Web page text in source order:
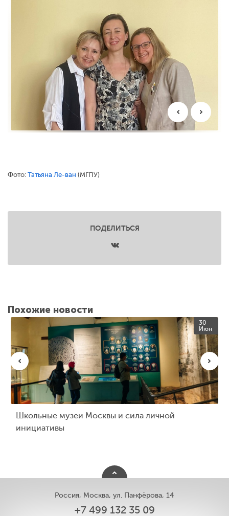
Фото: Татьяна Ле-ван (МГПУ)
ПОДЕЛИТЬСЯ
Похожие новости
30
Июн
Школьные музеи Москвы и сила личной
инициативы
Россия, Москва, ул. Панфёрова, 14
+7 499 132 35 09